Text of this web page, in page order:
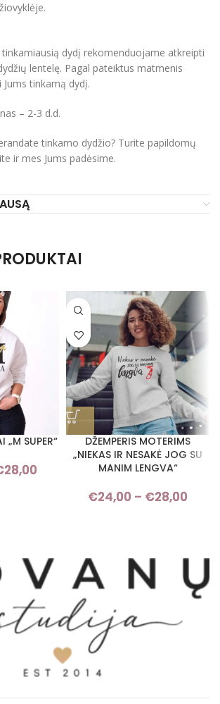
dydį rekomenduojame atkreipti
lentelę. Pagal pateiktus matmenis
tinkamą dydį.
– 2-3 d.d.
tinkamo dydžio? Turite papildomų
ir mes Jums padėsime.
„M SUPER“
28,00
Price range: €24,00 through
DŽEMPERIS MOTERIMS
„NIEKAS IR NESAKĖ JOG SU
MANIM LENGVA“
€24,00 – €28,00